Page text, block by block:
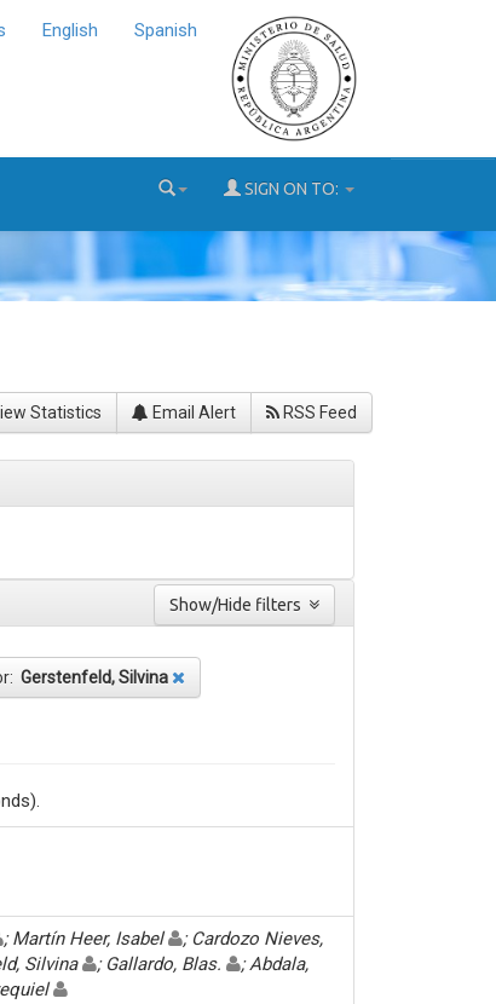
English Spanish
SIGN ON TO:
Statistics Email Alert RSS Feed
Gerstenfeld, Silvina
; Martín Heer, Isabel
; Cardozo Nieves,
Silvina ; Gallardo, Blas.
; Abdala,